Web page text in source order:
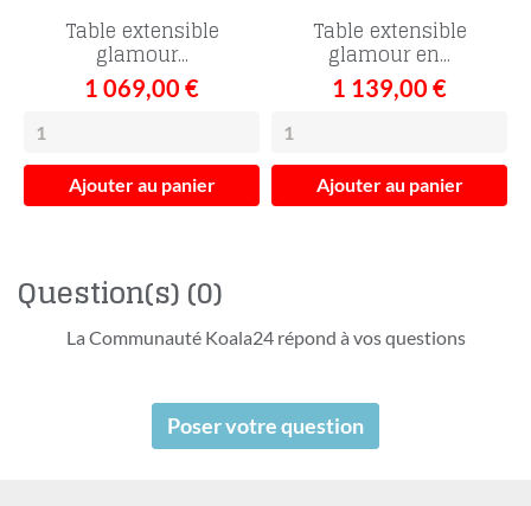
Table extensible
glamour...
1 069,00 €
Ajouter au panier
Table extensible
glamour en...
1 139,00 €
Ajouter au panier
Question(s)(0)
La Communauté Koala24 répond à vos questions
Poser votre question